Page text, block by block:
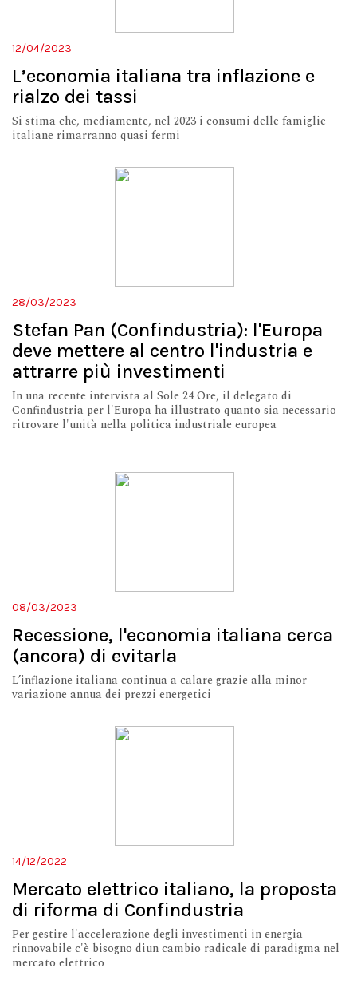
12/04/2023
L’economia italiana tra inflazione e
rialzo dei tassi
Si stima che, mediamente, nel 2023 i consumi delle famiglie
italiane rimarranno quasi fermi
28/03/2023
Stefan Pan (Confindustria): l'Europa
deve mettere al centro l'industria e
attrarre più investimenti
In una recente intervista al Sole 24 Ore, il delegato di
Confindustria per l'Europa ha illustrato quanto sia necessario
ritrovare l'unità nella politica industriale europea
08/03/2023
Recessione, l'economia italiana cerca
(ancora) di evitarla
L’inflazione italiana continua a calare grazie alla minor
variazione annua dei prezzi energetici
14/12/2022
Mercato elettrico italiano, la proposta
di riforma di Confindustria
Per gestire l'accelerazione degli investimenti in energia
rinnovabile c'è bisogno diun cambio radicale di paradigma nel
mercato elettrico